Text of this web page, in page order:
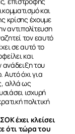
και
κρίσης έχουμε
αντιπολίτευση
τον εαυτό
σε αυτό το
και
ανάδειξη του
Αυτό όχι για
αλλά ως
ισχυρή
πολιτική
έχει κλείσει
ότι τώρα του